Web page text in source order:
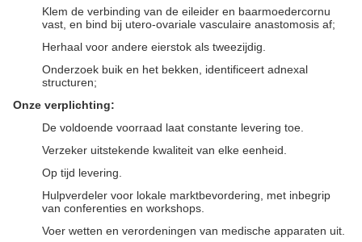
Klem de verbinding van de eileider en baarmoedercornu
vast, en bind bij utero-ovariale vasculaire anastomosis af;
Herhaal voor andere eierstok als tweezijdig.
Onderzoek buik en het bekken, identificeert adnexal
structuren;
Onze verplichting:
De voldoende voorraad laat constante levering toe.
Verzeker uitstekende kwaliteit van elke eenheid.
Op tijd levering.
Hulpverdeler voor lokale marktbevordering, met inbegrip
van conferenties en workshops.
Voer wetten en verordeningen van medische apparaten uit.